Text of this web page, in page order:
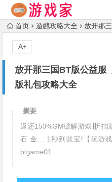
首页 遊戲攻略大全 放开那三国
放开那三国BT版公益服
版礼包攻略大全
A+
摘要
返还150%GM破解游戏∣折扣
石 金… 1秒到账宝!【玩游
btgame01